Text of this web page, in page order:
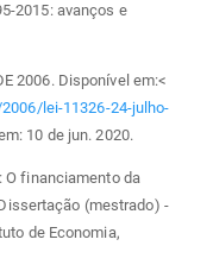
2015: avanços e
2006. Disponível em:<
lei-11326-24-julho-
10 de jun. 2020.
O financiamento da
(mestrado) -
de Economia,